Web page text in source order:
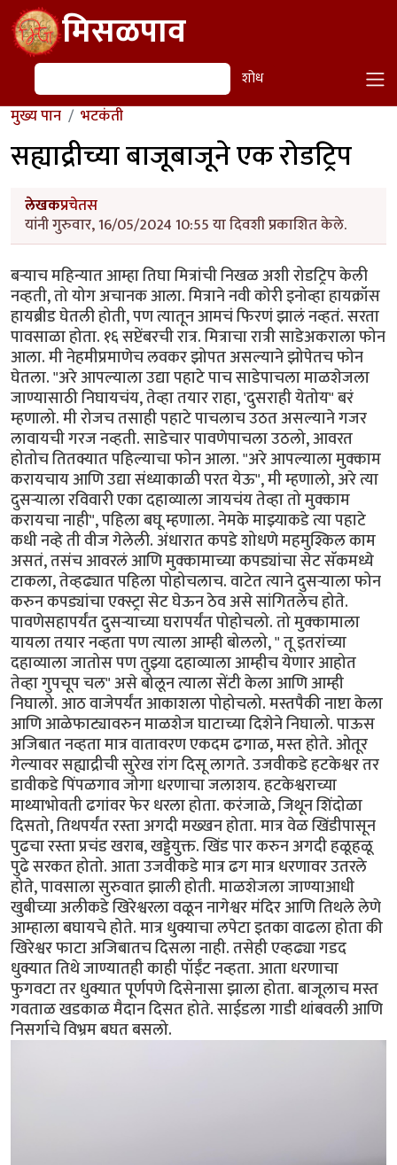
Skip to main contentमिसळपाव
शोध शोध
मुख्य पान भटकंती
सह्याद्रीच्या बाजूबाजूने एक रोडट्रिप
लेखकप्रचेतस
यांनी गुरुवार, 16/05/2024 10:55 या दिवशी प्रकाशित केले.
बर्‍याच महिन्यात आम्हा तिघा मित्रांची निखळ अशी रोडट्रिप केली
नव्हती, तो योग अचानक आला. मित्राने नवी कोरी इनोव्हा हायक्रॉस
हायब्रीड घेतली होती, पण त्यातून आमचं फिरणं झालं नव्हतं. सरता
पावसाळा होता. १६ सप्टेंबरची रात्र. मित्राचा रात्री साडेअकराला फोन
आला. मी नेहमीप्रमाणेच लवकर झोपत असल्याने झोपेतच फोन
घेतला. "अरे आपल्याला उद्या पहाटे पाच साडेपाचला माळशेजला
जाण्यासाठी निघायचंय, तेव्हा तयार राहा, 'दुसराही येतोय" बरं
म्हणालो. मी रोजच तसाही पहाटे पाचलाच उठत असल्याने गजर
लावायची गरज नव्हती. साडेचार पावणेपाचला उठलो, आवरत
होतोच तितक्यात पहिल्याचा फोन आला. "अरे आपल्याला मुक्काम
करायचाय आणि उद्या संध्याकाळी परत येऊ", मी म्हणालो, अरे त्या
दुसर्‍याला रविवारी एका दहाव्याला जायचंय तेव्हा तो मुक्काम
करायचा नाही", पहिला बघू म्हणाला. नेमके माझ्याकडे त्या पहाटे
कधी नव्हे ती वीज गेलेली. अंधारात कपडे शोधणे महमुश्किल काम
असतं, तसंच आवरलं आणि मुक्कामाच्या कपड्यांचा सेट सॅकमध्ये
टाकला, तेव्हढ्यात पहिला पोहोचलाच. वाटेत त्याने दुसर्‍याला फोन
करुन कपड्यांचा एक्स्ट्रा सेट घेऊन ठेव असे सांगितलेच होते.
पावणेसहापर्यंत दुसर्‍याच्या घरापर्यंत पोहोचलो. तो मुक्कामाला
यायला तयार नव्हता पण त्याला आम्ही बोललो, " तू इतरांच्या
दहाव्याला जातोस पण तुझ्या दहाव्याला आम्हीच येणार आहोत
तेव्हा गुपचूप चल" असे बोलून त्याला सेंटी केला आणि आम्ही
निघालो. आठ वाजेपर्यंत आकाशला पोहोचलो. मस्तपैकी नाष्टा केला
आणि आळेफाट्यावरुन माळशेज घाटाच्या दिशेने निघालो. पाऊस
अजिबात नव्हता मात्र वातावरण एकदम ढगाळ, मस्त होते. ओतूर
गेल्यावर सह्याद्रीची सुरेख रांग दिसू लागते. उजवीकडे हटकेश्वर तर
डावीकडे पिंपळगाव जोगा धरणाचा जलाशय. हटकेश्वराच्या
माथ्याभोवती ढगांवर फेर धरला होता. करंजाळे, जिथून शिंदोळा
दिसतो, तिथपर्यंत रस्ता अगदी मख्खन होता. मात्र वेळ खिंडीपासून
पुढचा रस्ता प्रचंड खराब, खड्डेयुक्त. खिंड पार करुन अगदी हळूहळू
पुढे सरकत होतो. आता उजवीकडे मात्र ढग मात्र धरणावर उतरले
होते, पावसाला सुरुवात झाली होती. माळशेजला जाण्याआधी
खुबीच्या अलीकडे खिरेश्वरला वळून नागेश्वर मंदिर आणि तिथले लेणे
आम्हाला बघायचे होते. मात्र धुक्याचा लपेटा इतका वाढला होता की
खिरेश्वर फाटा अजिबातच दिसला नाही. तसेही एव्हढ्या गडद
धुक्यात तिथे जाण्यातही काही पॉईंट नव्हता. आता धरणाचा
फुगवटा तर धुक्यात पूर्णपणे दिसेनासा झाला होता. बाजूलाच मस्त
गवताळ खडकाळ मैदान दिसत होते. साईडला गाडी थांबवली आणि
निसर्गाचे विभ्रम बघत बसलो.